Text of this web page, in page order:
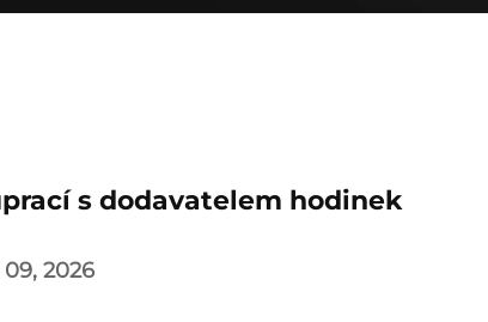
s dodavatelem hodinek
2026